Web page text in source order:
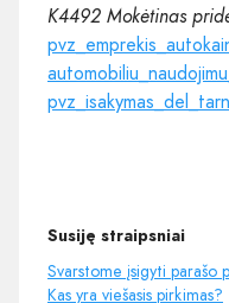
K4492 Mokėtinas
Susiję straipsniai
Kas yra viešasis pirkimas?